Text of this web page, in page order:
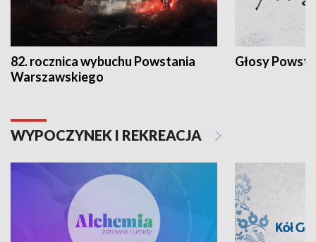
82. rocznica wybuchu Powstania
Warszawskiego
Głosy
WYPOCZYNEK I REKREACJA